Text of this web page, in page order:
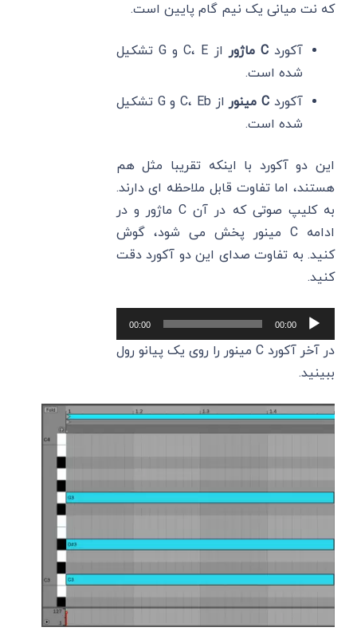
که نت میانی یک نیم گام پایین است.
آکوردC ماژور
از C، E و G تشکیل
شده است.
آکورد C مینور
از C، Eb و G تشکیل
شده است.
این دو آکورد با اینکه تقریبا مثل هم
هستند، اما تفاوت قابل ملاحظه ‌ای دارند.
به کلیپ صوتی که در آن C‌ ماژور و در
ادامه C مینور پخش می ‌شود، گوش
کنید. به تفاوت صدای این دو آکورد دقت
کنید.
پخش‌کننده
صوت
00:00
00:00
در آخر آکورد C مینور را روی یک پیانو رول
ببینید.